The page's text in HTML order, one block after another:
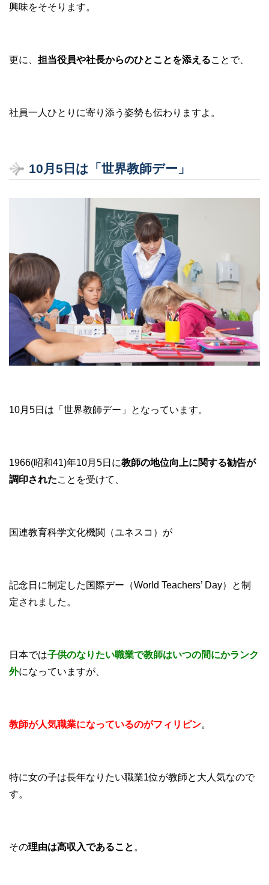
興味をそそります。
更に、 担当役員や社長からのひとことを添えることで、
社員一人ひとりに寄り添う姿勢も伝わりますよ。
10月5日は「世界教師デー」
10月5日は「世界教師デー」となっています。
1966(昭和41)年10月5日に教師の地位向上に関する勧告が
調印されたことを受けて、
国連教育科学文化機関（ユネスコ）が
記念日に制定した国際デー（World Teachers’ Day）と制
定されました。
日本では子供のなりたい職業で教師はいつの間にかランク
外になっていますが、
教師が人気職業になっているのがフィリピン。
特に女の子は長年なりたい職業1位が教師と大人気なので
す。
その理由は高収入であること 。